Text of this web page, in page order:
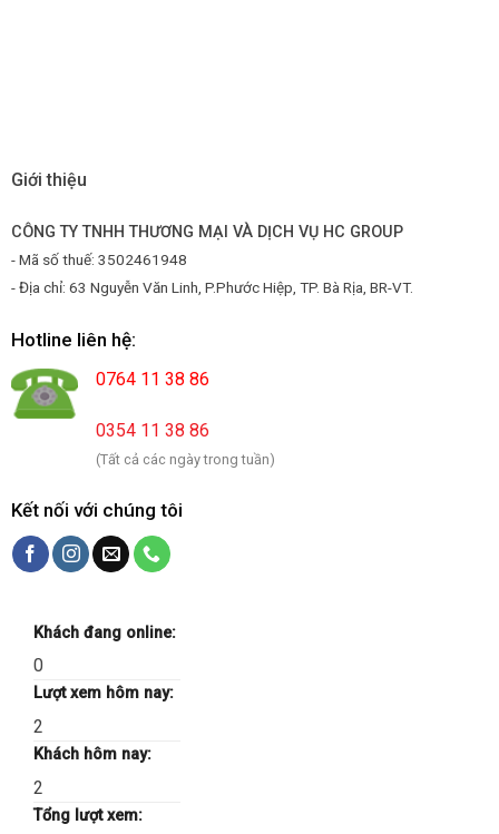
Giới thiệu
CÔNG TY TNHH THƯƠNG MẠI VÀ DỊCH VỤ HC GROUP
- Mã số thuế: 3502461948
- Địa chỉ: 63 Nguyễn Văn Linh, P.Phước Hiệp, TP. Bà Rịa, BR-VT.
Hotline liên hệ:
0764 11 38 86
0354 11 38 86
(Tất cả các ngày trong tuần)
Kết nối với chúng tôi
Khách đang online:
0
Lượt xem hôm nay:
2
Khách hôm nay:
2
Tổng lượt xem: